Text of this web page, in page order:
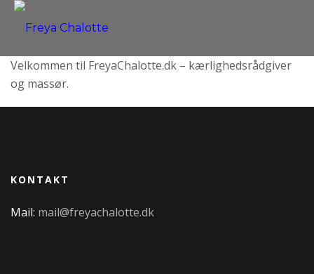
Velkommen til FreyaChalotte.dk – kærlighedsrådgiver
og massør.
KONTAKT
Mail: mail@freyachalotte.dk